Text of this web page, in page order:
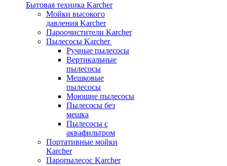
Бытовая техника Karcher
Мойки высокого
давления Karcher
Пароочистители Karcher
Пылесосы Karcher
Ручные пылесосы
Вертикальные
пылесосы
Мешковые
пылесосы
Моющие пылесосы
Пылесосы без
мешка
Пылесосы с
аквафильтром
Портативные мойки
Karcher
Паропылесос Karcher